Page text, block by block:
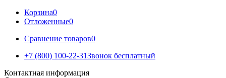
Корзина0
Отложенные0
Сравнение товаров0
+7 (800) 100-22-31Звонок бесплатный
Контактная информация